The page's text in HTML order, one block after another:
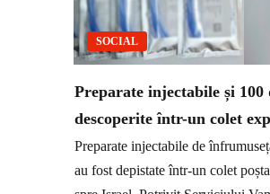
SOCIAL
Preparate injectabile și 100
descoperite într-un colet
Preparate injectabile de
au fost depistate într-un colet